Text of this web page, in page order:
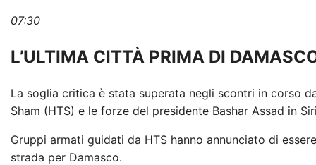
07:30
L’ULTIMA CITTÀ PRIMA DI
La soglia critica è stata superata negli scontri in corso
Sham (HTS) e le forze del presidente Bashar Assad in
Gruppi armati guidati da HTS hanno annunciato di
strada per Damasco.